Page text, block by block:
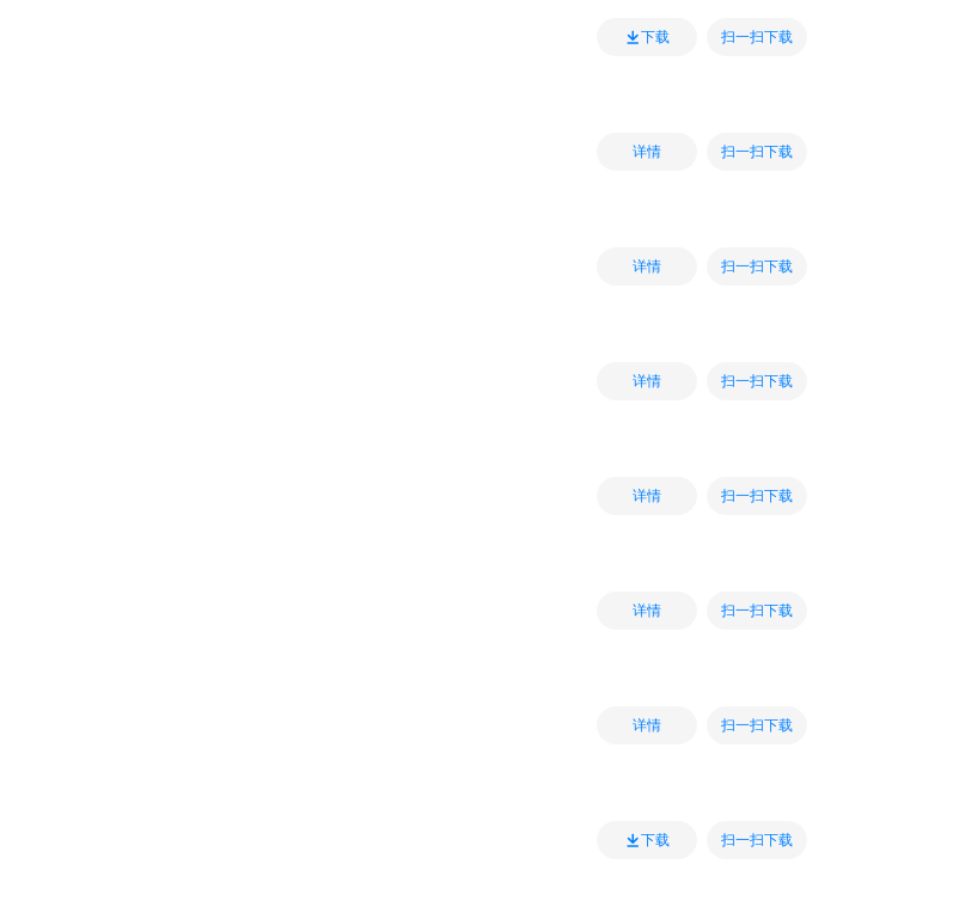
下载 扫一扫下载
详情 扫一扫下载
详情 扫一扫下载
详情 扫一扫下载
详情 扫一扫下载
详情 扫一扫下载
详情 扫一扫下载
下载 扫一扫下载